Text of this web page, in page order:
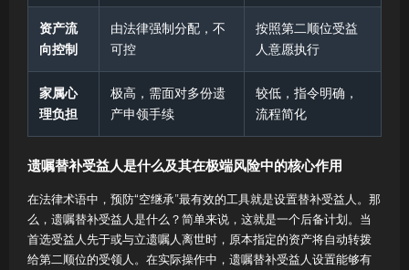
资产流
向控制
由法律强制分配，不
可控
按照第二顺位受益
人意愿执行
家属心
理负担
极高，需面对多份遗
产申领手续
较低，指令明确，
流程简化
遗嘱替补受益人是什么及其在极端风险中的核心作用
在法律术语中，预防“空继承”最有效的工具就是设置替补受益人。那
么，遗嘱替补受益人是什么？简单来说，这就是一个后备计划。当
首选受益人先于或与立遗嘱人离世时，原本指定的资产将自动转拨
给第二顺位的受领人。在实际操作中，遗嘱替补受益人设置能够有